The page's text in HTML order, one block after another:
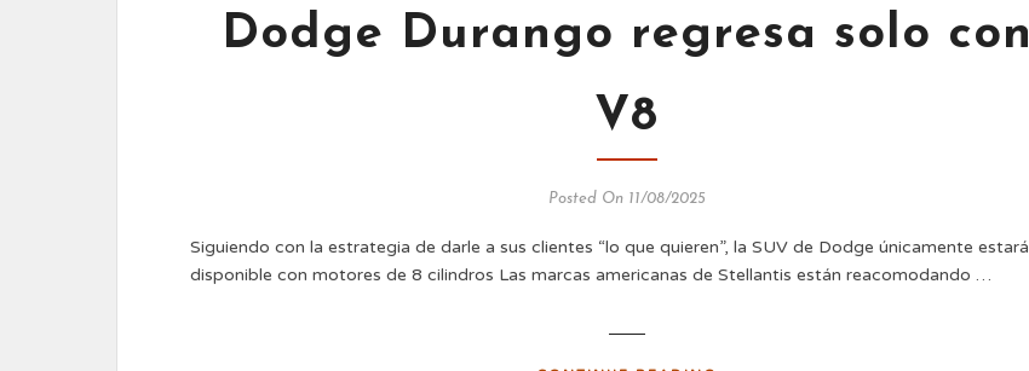
Dodge Durango regresa solo con
V8
Posted On 11/08/2025
Siguiendo con la estrategia de darle a sus clientes “lo que quieren”, la SUV de Dodge únicamente estará
disponible con motores de 8 cilindros Las marcas americanas de Stellantis están reacomodando …